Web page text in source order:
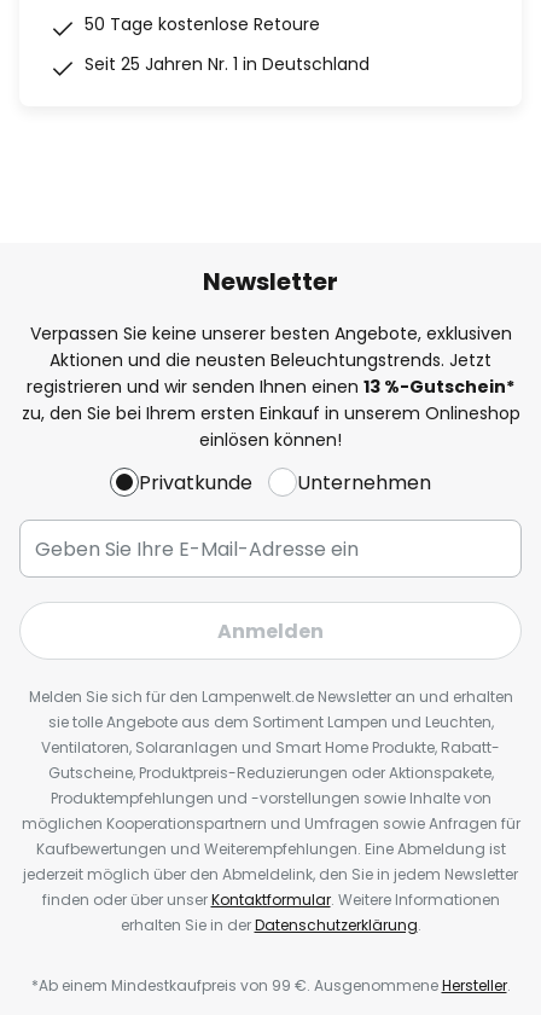
50 Tage kostenlose Retoure
Seit 25 Jahren Nr. 1 in Deutschland
Newsletter
Verpassen Sie keine unserer besten Angebote, exklusiven
Aktionen und die neusten Beleuchtungstrends. Jetzt
registrieren und wir senden Ihnen einen 13 %-Gutschein*
zu, den Sie bei Ihrem ersten Einkauf in unserem Onlineshop
einlösen können!
Privatkunde Unternehmen
Anmelden
Melden Sie sich für den Lampenwelt.de Newsletter an und erhalten
sie tolle Angebote aus dem Sortiment Lampen und Leuchten,
Ventilatoren, Solaranlagen und Smart Home Produkte, Rabatt-
Gutscheine, Produktpreis-Reduzierungen oder Aktionspakete,
Produktempfehlungen und -vorstellungen sowie Inhalte von
möglichen Kooperationspartnern und Umfragen sowie Anfragen für
Kaufbewertungen und Weiterempfehlungen. Eine Abmeldung ist
jederzeit möglich über den Abmeldelink, den Sie in jedem Newsletter
finden oder über unserKontaktformular. Weitere Informationen
erhalten Sie in derDatenschutzerklärung.
*Ab einem Mindestkaufpreis von 99 €. AusgenommeneHersteller.